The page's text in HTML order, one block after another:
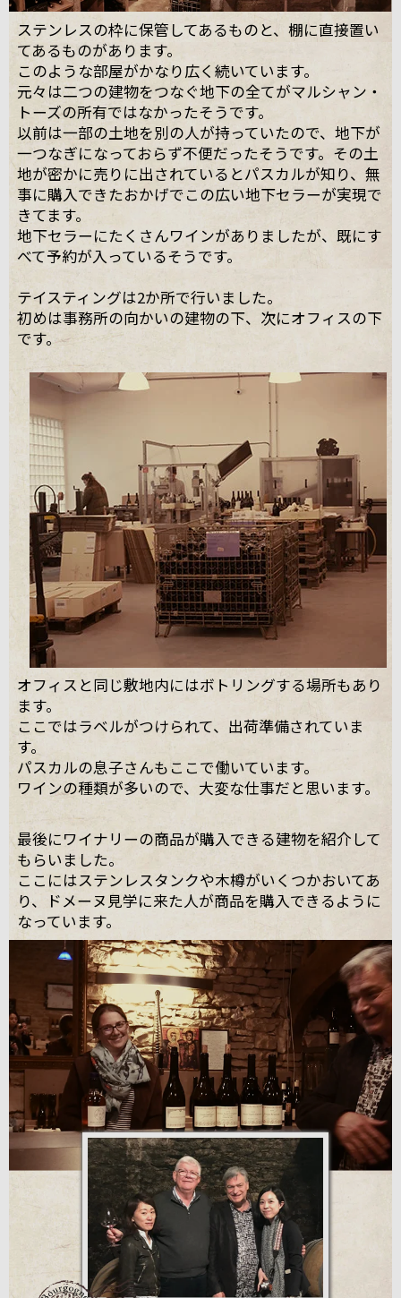
ステンレスの枠に保管してあるものと、棚に直接置い
てあるものがあります。
このような部屋がかなり広く続いています。
元々は二つの建物をつなぐ地下の全てがマルシャン・
トーズの所有ではなかったそうです。
以前は一部の土地を別の人が持っていたので、地下が
一つなぎになっておらず不便だったそうです。その土
地が密かに売りに出されているとパスカルが知り、無
事に購入できたおかげでこの広い地下セラーが実現で
きてます。
地下セラーにたくさんワインがありましたが、既にす
べて予約が入っているそうです。
テイスティングは2か所で行いました。
初めは事務所の向かいの建物の下、次にオフィスの下
です。
オフィスと同じ敷地内にはボトリングする場所もあり
ます。
ここではラベルがつけられて、出荷準備されていま
す。
パスカルの息子さんもここで働いています。
ワインの種類が多いので、大変な仕事だと思います。
最後にワイナリーの商品が購入できる建物を紹介して
もらいました。
ここにはステンレスタンクや木樽がいくつかおいてあ
り、ドメーヌ見学に来た人が商品を購入できるように
なっています。